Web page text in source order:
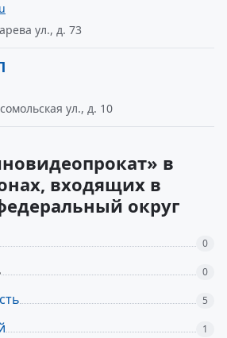
ул., д. 73
ул., д. 10
в
входящих в
округ
0
0
5
1